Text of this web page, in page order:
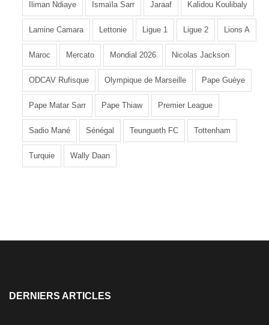
Iliman Ndiaye Ismaïla Sarr Jaraaf Kalidou Koulibaly
Lamine Camara Lettonie Ligue 1 Ligue 2 Lions A
Maroc Mercato Mondial 2026 Nicolas Jackson
ODCAV Rufisque Olympique de Marseille Pape Guèye
Pape Matar Sarr Pape Thiaw Premier League
Sadio Mané Sénégal Teungueth FC Tottenham
Turquie Wally Daan
DERNIERS ARTICLES